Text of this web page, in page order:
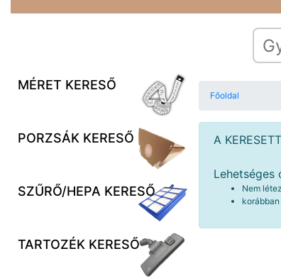
MÉRET KERESŐ
PORZSÁK KERESŐ
SZŰRŐ/HEPA KERESŐ
TARTOZÉK KERESŐ
Főoldal
A
Lehetséges
Nem